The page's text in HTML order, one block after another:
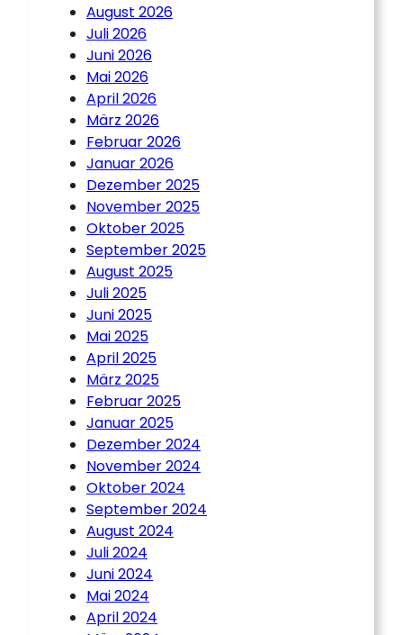
August 2026
Juli 2026
Juni 2026
Mai 2026
April 2026
März 2026
Februar 2026
Januar 2026
Dezember 2025
November 2025
Oktober 2025
September 2025
August 2025
Juli 2025
Juni 2025
Mai 2025
April 2025
März 2025
Februar 2025
Januar 2025
Dezember 2024
November 2024
Oktober 2024
September 2024
August 2024
Juli 2024
Juni 2024
Mai 2024
April 2024